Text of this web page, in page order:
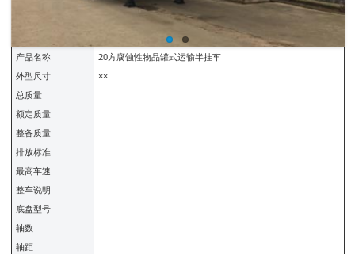
产品名称
20方腐蚀性物品罐式运输半挂车
外型尺寸
××
总质量
额定质量
整备质量
排放标准
最高车速
整车说明
底盘型号
轴数
轴距